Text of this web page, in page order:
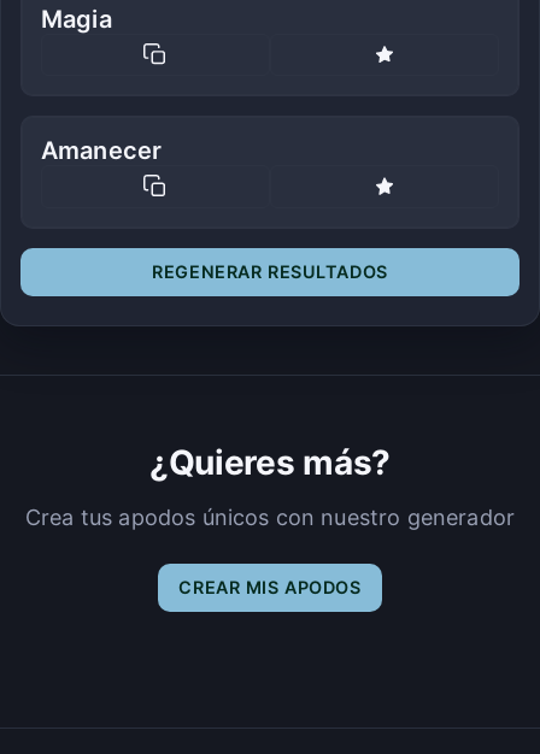
Magia
Amanecer
REGENERAR RESULTADOS
¿Quieres más?
Crea tus apodos únicos con nuestro generador
CREAR MIS APODOS